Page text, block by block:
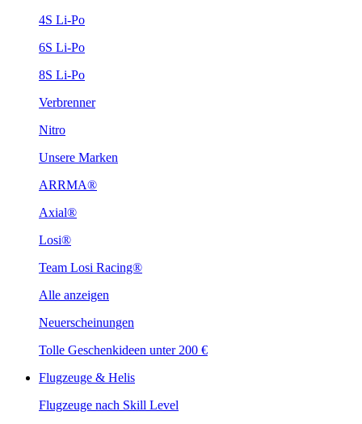
4S Li-Po
6S Li-Po
8S Li-Po
Verbrenner
Nitro
Unsere Marken
ARRMA®
Axial®
Losi®
Team Losi Racing®
Alle anzeigen
Neuerscheinungen
Tolle Geschenkideen unter 200 €
Flugzeuge & Helis
Flugzeuge nach Skill Level